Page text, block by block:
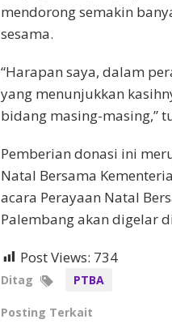
mendorong semakin
sesama.
“Harapan saya, dalam
yang menunjukkan
bidang masing-masing,”
Pemberian donasi ini
Natal Bersama
acara Perayaan Natal
Palembang akan digelar
Post Views: 734
Ditag PTBA
Posting Terkait